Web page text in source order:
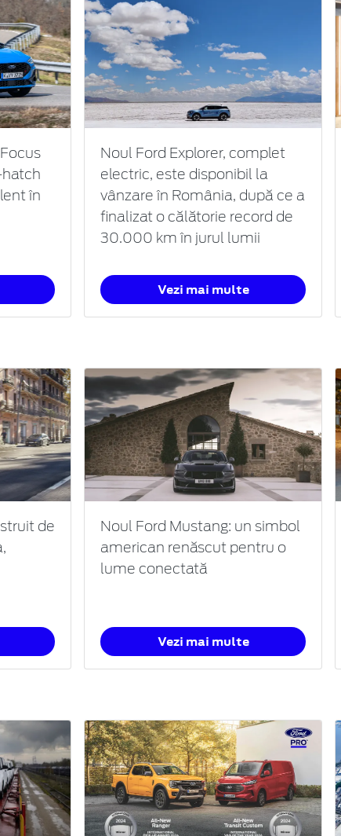
hatch
în
Noul Ford Explorer, complet
electric, este disponibil la
vânzare în România, după ce a
finalizat o călătorie record de
30.000 km în jurul lumii
Vezi mai multe
de
Noul Ford Mustang: un simbol
american renăscut pentru o
lume conectată
Vezi mai multe